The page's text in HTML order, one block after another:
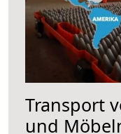
Transport
und